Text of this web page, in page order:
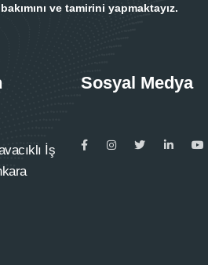
ve tamirini yapmaktayız.
İş
Sosyal Medya